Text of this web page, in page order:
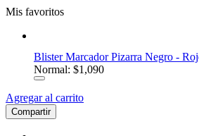
Mis favoritos
Blister Marcador Pizarra Negro -
Normal: $1,090
Agregar al carrito
Compartir